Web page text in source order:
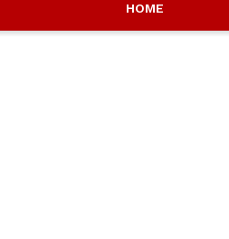
HOME